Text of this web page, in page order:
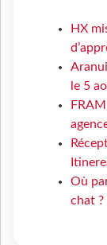
HX
le 5
Où
chat ?